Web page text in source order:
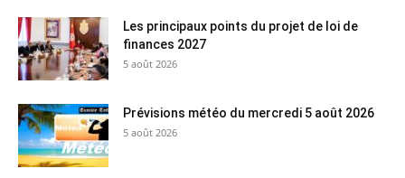
Les principaux points du projet de loi de
finances 2027
5 août 2026
Prévisions météo du mercredi 5 août 2026
5 août 2026